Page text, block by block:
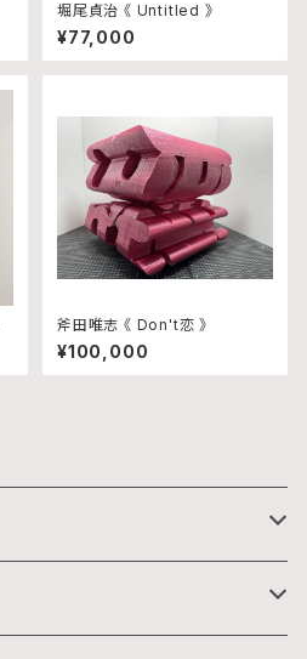
堀尾貞治 《 Untitled 》
¥77,000
斧田唯志 《 Don't恋 》
¥100,000